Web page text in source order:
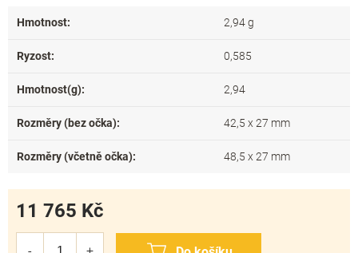
11 765 Kč
Hmotnost: 2,94 g
Ryzost: 0,585
Hmotnost(g): 2,94
Rozměry (bez očka): 42,5 x 27 mm
Rozměry (včetně očka): 48,5 x 27 mm